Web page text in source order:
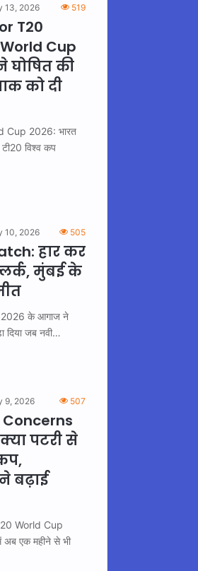
13, 2026 519
T20
Cup
घोषित की
को दी
Cup 2026: भारत
विश्व कप
10, 2026 505
हार कर
मुंबई के
के आगाज ने
दिया जब नवी…
9, 2026 507
पटरी से
बढ़ाई
World Cup
एक महीने से भी